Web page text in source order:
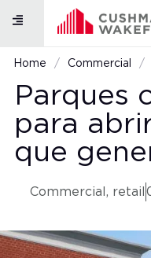
Home / Commercial /
Parques
para
que
Commercial , retail